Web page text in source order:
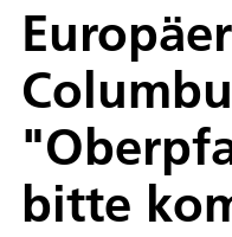
bitte